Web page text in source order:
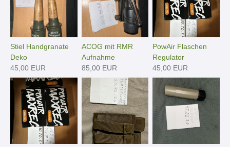
Stiel Handgranate
Deko
45,00 EUR
ACOG mit RMR
Aufnahme
85,00 EUR
PowAir Flaschen
Regulator
45,00 EUR